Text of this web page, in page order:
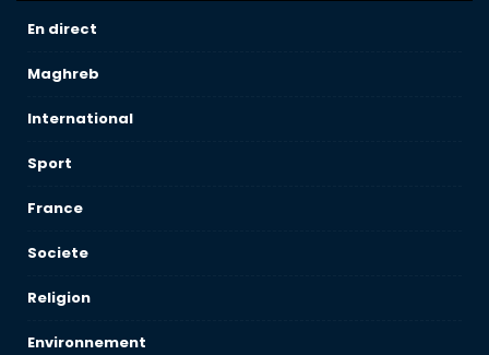
En direct
Maghreb
International
Sport
France
Societe
Religion
Environnement